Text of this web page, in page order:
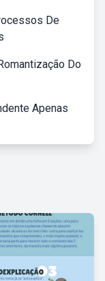
De
Do
Apenas